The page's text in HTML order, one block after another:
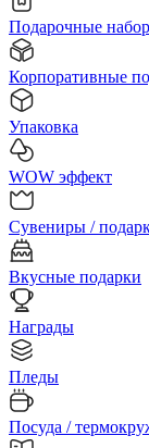
Подарочные
Корпоративные
Упаковка
WOW эффект
Сувениры /
Вкусные подарки
Награды
Пледы
Посуда /